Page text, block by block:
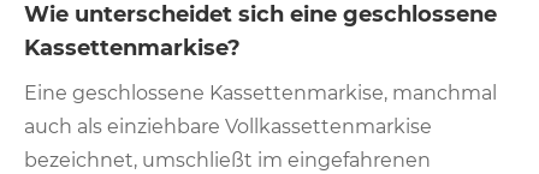
Wie unterscheidet sich eine geschlossene
Kassettenmarkise?
Eine geschlossene Kassettenmarkise, manchmal
auch als einziehbare Vollkassettenmarkise
bezeichnet, umschließt im eingefahrenen